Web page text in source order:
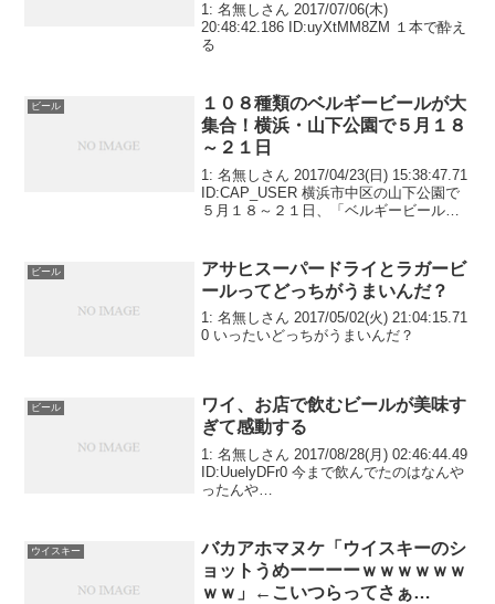
1: 名無しさん 2017/07/06(木)
20:48:42.186 ID:uyXtMM8ZM １本で酔え
る
ビール
１０８種類のベルギービールが大
集合！横浜・山下公園で５月１８
～２１日
1: 名無しさん 2017/04/23(日) 15:38:47.71
ID:CAP_USER 横浜市中区の山下公園で
５月１８～２１日、「ベルギービールウ
ントのようす＜全...
ビール
アサヒスーパードライとラガービ
ールってどっちがうまいんだ？
1: 名無しさん 2017/05/02(火) 21:04:15.71
0 いったいどっちがうまいんだ？
ビール
ワイ、お店で飲むビールが美味す
ぎて感動する
1: 名無しさん 2017/08/28(月) 02:46:44.49
ID:UuelyDFr0 今まで飲んでたのはなんや
ったんや…
ウイスキー
バカアホマヌケ「ウイスキーのシ
ョットうめーーーーｗｗｗｗｗｗ
ｗｗ」←こいつらってさぁ…